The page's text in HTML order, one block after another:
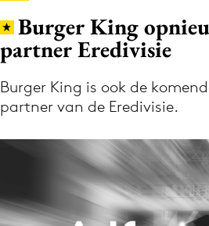
Volg het laatste nieuws
Nieuws app
Burger King
partner Eredivisie
Burger King is ook de
partner van de Eredivisie.